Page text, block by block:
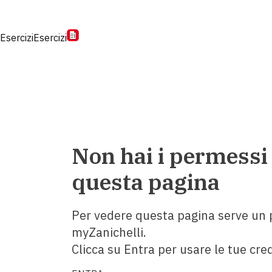
EserciziEsercizi
Non hai i
questa pagina
Per vedere questa pagina serve un
myZanichelli.
Clicca su Entra per usare le tue